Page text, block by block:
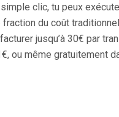
clic, tu peux
du coût
jusqu’à 30€ par
ou même gratuitement